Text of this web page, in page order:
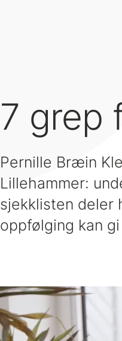
7 grep
Pernille Bræin
Lillehammer:
sjekklisten deler
oppfølging kan